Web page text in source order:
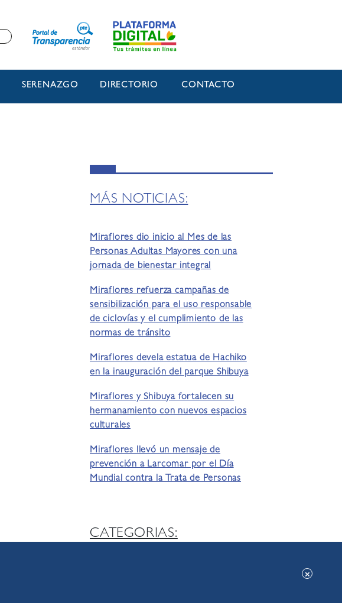
SERENAZGO DIRECTORIO CONTACTO
MÁS NOTICIAS:
Miraflores dio inicio al Mes de las
Personas Adultas Mayores con una
jornada de bienestar integral
Miraflores refuerza campañas de
sensibilización para el uso responsable
de ciclovías y el cumplimiento de las
normas de tránsito
Miraflores devela estatua de Hachiko
en la inauguración del parque Shibuya
Miraflores y Shibuya fortalecen su
hermanamiento con nuevos espacios
culturales
Miraflores llevó un mensaje de
prevención a Larcomar por el Día
Mundial contra la Trata de Personas
CATEGORIAS: